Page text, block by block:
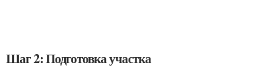
Шаг 2: Подготовка участка